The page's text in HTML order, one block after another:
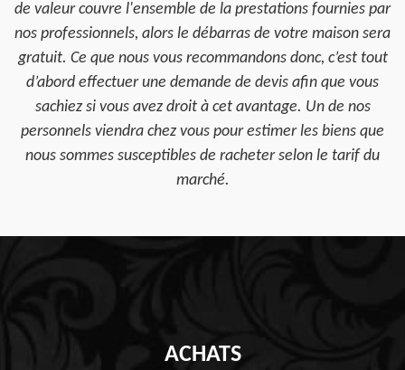
de valeur couvre l'ensemble de la prestations fournies par
nos professionnels, alors le débarras de votre maison sera
gratuit. Ce que nous vous recommandons donc, c’est tout
d’abord effectuer une demande de devis afin que vous
sachiez si vous avez droit à cet avantage. Un de nos
personnels viendra chez vous pour estimer les biens que
nous sommes susceptibles de racheter selon le tarif du
marché.
ACHATS